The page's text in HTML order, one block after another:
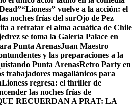
“Lioness” vuelve a la acción: el
noches frías del surOjo de Pez
a retratar el alma acuática de Chile
se toma la Galería Palace en
Punta ArenasJuan Maestro
y las preparaciones a la
Punta ArenasRetro Party en
trabajadores magallánicos para
Lioness regresa: el thriller de
las noches frías de
RECUERDAN A PRAT: LA